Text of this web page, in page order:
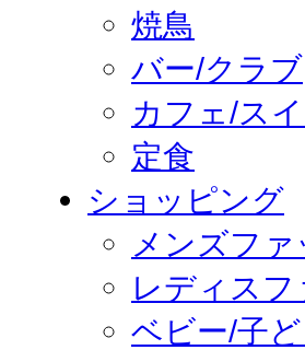
焼鳥
バー/クラブ
カフェ/ス
定食
ショッピング
メンズフ
レディス
ベビー/子